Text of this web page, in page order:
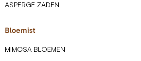
ASPERGE ZADEN
Bloemist
MIMOSA BLOEMEN